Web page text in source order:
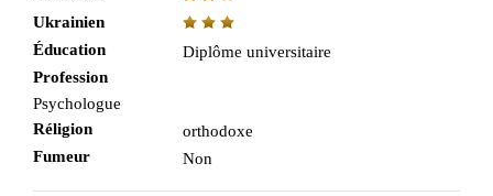
Ukrainien
Éducation
Diplôme universitaire
Profession
Psychologue
Réligion
orthodoxe
Fumeur
Non